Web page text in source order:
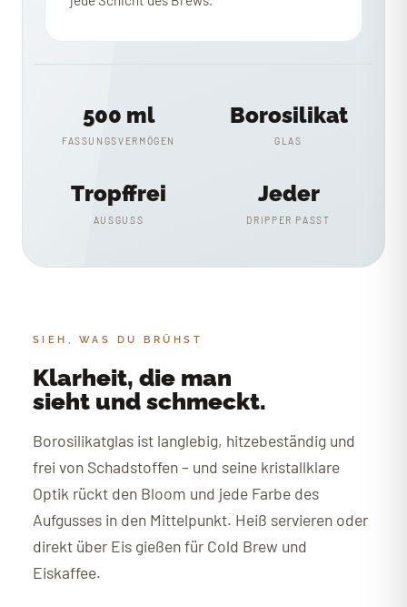
500 ml
FASSUNGSVERMÖGEN
Borosilikat
GLAS
Tropffrei
AUSGUSS
Jeder
DRIPPER PASST
SIEH, WAS DU BRÜHST
Klarheit, die man
sieht und schmeckt.
Borosilikatglas ist langlebig, hitzebeständig und
frei von Schadstoffen – und seine kristallklare
Optik rückt den Bloom und jede Farbe des
Aufgusses in den Mittelpunkt. Heiß servieren oder
direkt über Eis gießen für Cold Brew und
Eiskaffee.